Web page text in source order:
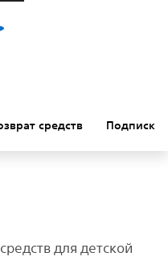
средств Подписки
для детской